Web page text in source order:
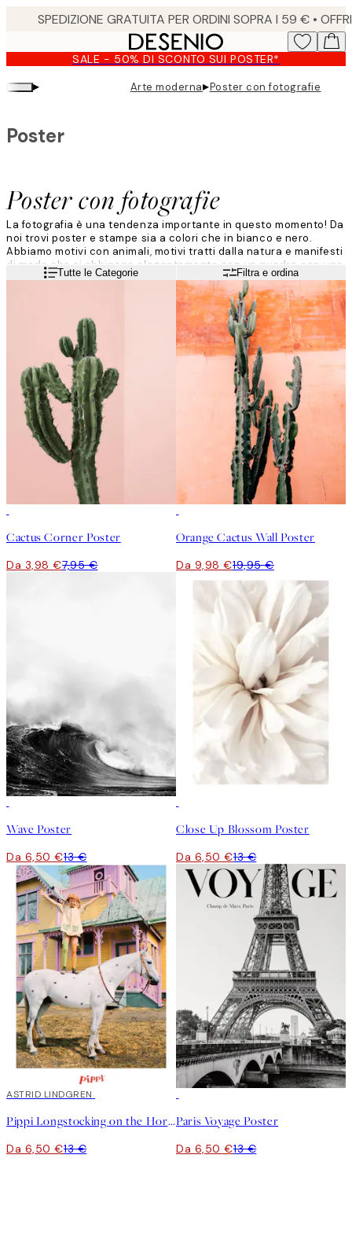
content.
SALE - 50% DI SCONTO SUI POSTER*
▸ Arte moderna▸Poster con fotografie
Poster con fotografie
Poster
La fotografia è una tendenza importante in questo momento! Da
noi trovi poster e stampe sia a colori che in bianco e nero.
Abbiamo motivi con animali, motivi tratti dalla natura e manifesti
di moda che si abbinano elegantemente con un quadro con una
citazione.
Leggi di piùTutte le Categorie Filtra e ordina
Cactus Corner Poster
Da 3,98 €7,95 €
Orange Cactus Wall Poster
Da 9,98 €19,95 €
Wave Poster
Da 6,50 €13 €
Close Up Blossom Poster
Da 6,50 €13 €
50%*
ASTRID LINDGREN
Pippi Longstocking on the Horse Poster
Da 6,50 €13 €
Paris Voyage Poster
Da 6,50 €13 €